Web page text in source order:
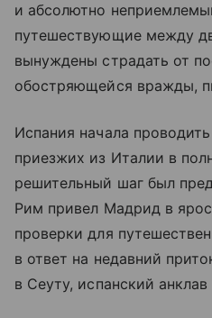
и абсолютно
путешествующие между
вынуждены страдать от
обостряющейся вражды,
Испания начала
приезжих из Италии в
решительный шаг был
Рим привел Мадрид в
проверки для
в ответ на недавний
в Сеуту, испанский